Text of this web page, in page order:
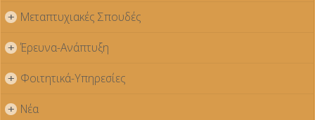
+ Μεταπτυχιακές Σπουδές
+ Έρευνα-Ανάπτυξη
+ Φοιτητικά-Υπηρεσίες
+ Νέα